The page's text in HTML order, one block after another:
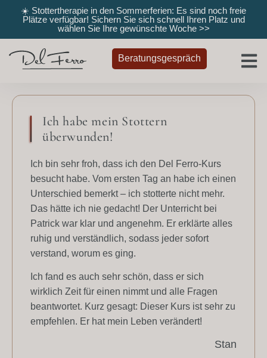
☀️ Stottertherapie in den Sommerferien: Es sind noch freie
Plätze verfügbar! Sichern Sie sich schnell Ihren Platz und
wählen Sie Ihre gewünschte Woche >>
Beratungsgespräch
Ich habe mein Stottern
überwunden!
Ich bin sehr froh, dass ich den Del Ferro-Kurs
besucht habe. Vom ersten Tag an habe ich einen
Unterschied bemerkt – ich stotterte nicht mehr.
Das hätte ich nie gedacht! Der Unterricht bei
Patrick war klar und angenehm. Er erklärte alles
ruhig und verständlich, sodass jeder sofort
verstand, worum es ging.
Ich fand es auch sehr schön, dass er sich
wirklich Zeit für einen nimmt und alle Fragen
beantwortet. Kurz gesagt: Dieser Kurs ist sehr zu
empfehlen. Er hat mein Leben verändert!
Stan